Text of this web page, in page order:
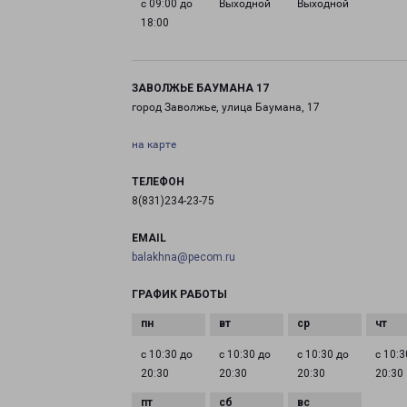
с 09:00 до
18:00
Выходной Выходной
ЗАВОЛЖЬЕ БАУМАНА 17
город Заволжье, улица Баумана, 17
на карте
ТЕЛЕФОН
8(831)234-23-75
EMAIL
balakhna@pecom.ru
ГРАФИК РАБОТЫ
с 10:30 до
20:30
с 10:30 до
20:30
с 10:30 до
20:30
с
20:30